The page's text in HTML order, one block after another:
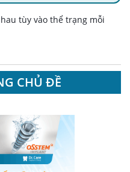
tùy vào thể trạng mỗi
CHỦ ĐỀ